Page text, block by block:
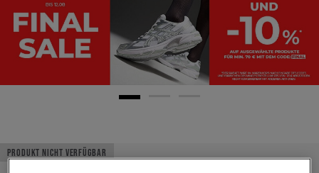
PRODUKT NICHT VERFÜGBAR